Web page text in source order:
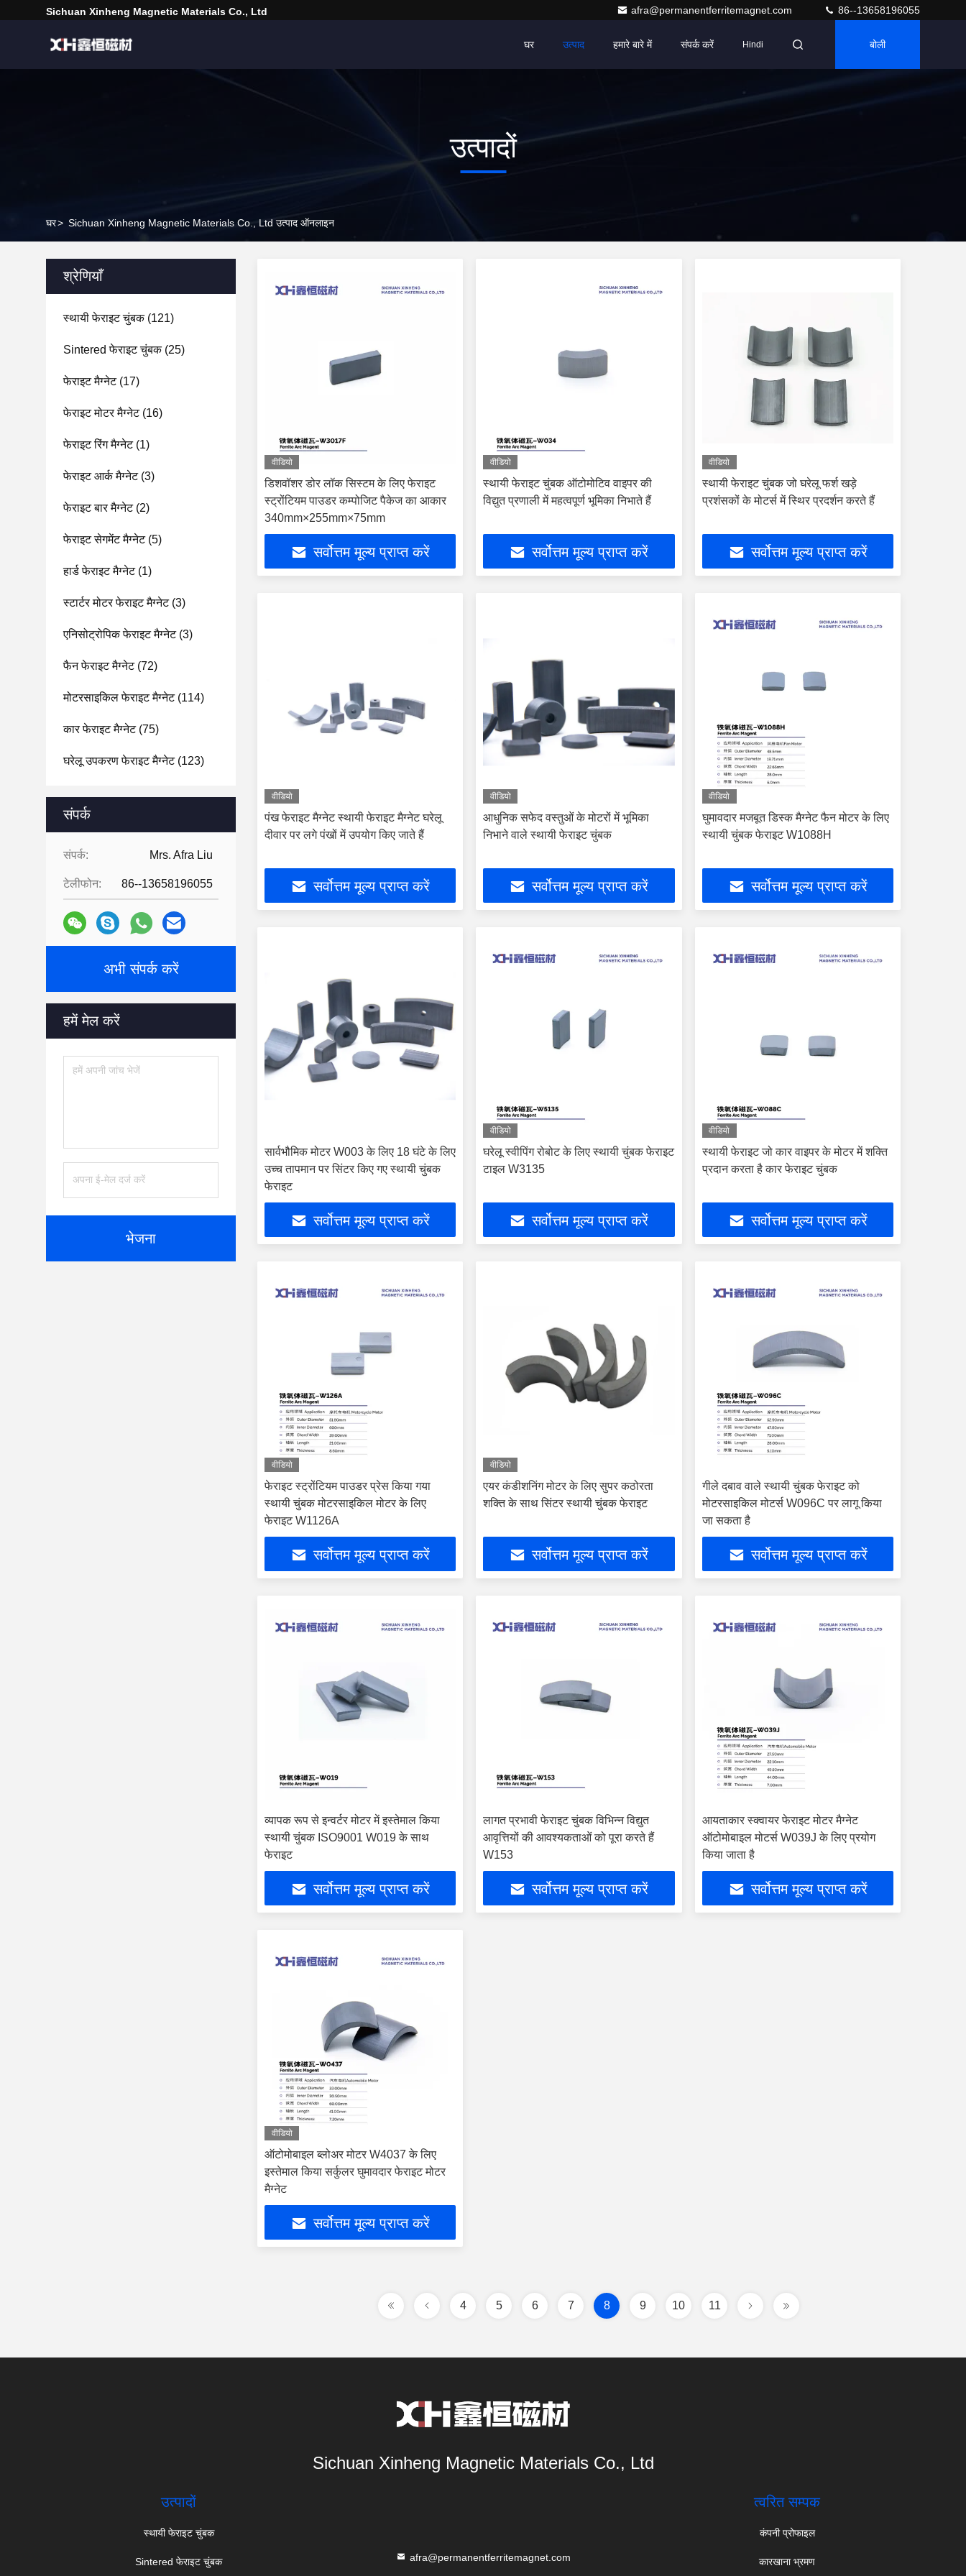
Sichuan Xinheng Magnetic Materials Co., Ltd afra@permanentferritemagnet.com 86--13658196055
घर उत्पाद हमारे बारे में संपर्क करें Hindi बोली
उत्पादों
घर> Sichuan Xinheng Magnetic Materials Co., Ltd उत्पाद ऑनलाइन
श्रेणियाँ
स्थायी फेराइट चुंबक(121)
Sintered फेराइट चुंबक(25)
फेराइट मैग्नेट(17)
फेराइट मोटर मैग्नेट(16)
फेराइट रिंग मैग्नेट(1)
फेराइट आर्क मैग्नेट(3)
फेराइट बार मैग्नेट(2)
फेराइट सेगमेंट मैग्नेट(5)
हार्ड फेराइट मैग्नेट(1)
स्टार्टर मोटर फेराइट मैग्नेट(3)
एनिसोट्रोपिक फेराइट मैग्नेट(3)
फैन फेराइट मैग्नेट(72)
मोटरसाइकिल फेराइट मैग्नेट(114)
कार फेराइट मैग्नेट(75)
घरेलू उपकरण फेराइट मैग्नेट(123)
संपर्क
संपर्क: Mrs. Afra Liu
टेलीफोन: 86--13658196055
अभी संपर्क करें
हमें मेल करें
भेजना
वीडियो
डिशवॉशर डोर लॉक सिस्टम के लिए फेराइट
स्ट्रोंटियम पाउडर कम्पोजिट पैकेज का आकार
340mm×255mm×75mm
सर्वोत्तम मूल्य प्राप्त करें
वीडियो
स्थायी फेराइट चुंबक ऑटोमोटिव वाइपर की
विद्युत प्रणाली में महत्वपूर्ण भूमिका निभाते हैं
सर्वोत्तम मूल्य प्राप्त करें
वीडियो
स्थायी फेराइट चुंबक जो घरेलू फर्श खड़े
प्रशंसकों के मोटर्स में स्थिर प्रदर्शन करते हैं
सर्वोत्तम मूल्य प्राप्त करें
वीडियो
पंख फेराइट मैग्नेट स्थायी फेराइट मैग्नेट घरेलू
दीवार पर लगे पंखों में उपयोग किए जाते हैं
सर्वोत्तम मूल्य प्राप्त करें
वीडियो
आधुनिक सफेद वस्तुओं के मोटरों में भूमिका
निभाने वाले स्थायी फेराइट चुंबक
सर्वोत्तम मूल्य प्राप्त करें
वीडियो
घुमावदार मजबूत डिस्क मैग्नेट फैन मोटर के लिए
स्थायी चुंबक फेराइट W1088H
सर्वोत्तम मूल्य प्राप्त करें
सार्वभौमिक मोटर W003 के लिए 18 घंटे के लिए
उच्च तापमान पर सिंटर किए गए स्थायी चुंबक
फेराइट
सर्वोत्तम मूल्य प्राप्त करें
वीडियो
घरेलू स्वीपिंग रोबोट के लिए स्थायी चुंबक फेराइट
टाइल W3135
सर्वोत्तम मूल्य प्राप्त करें
वीडियो
स्थायी फेराइट जो कार वाइपर के मोटर में शक्ति
प्रदान करता है कार फेराइट चुंबक
सर्वोत्तम मूल्य प्राप्त करें
वीडियो
फेराइट स्ट्रोंटियम पाउडर प्रेस किया गया
स्थायी चुंबक मोटरसाइकिल मोटर के लिए
फेराइट W1126A
सर्वोत्तम मूल्य प्राप्त करें
वीडियो
एयर कंडीशनिंग मोटर के लिए सुपर कठोरता
शक्ति के साथ सिंटर स्थायी चुंबक फेराइट
सर्वोत्तम मूल्य प्राप्त करें
गीले दबाव वाले स्थायी चुंबक फेराइट को
मोटरसाइकिल मोटर्स W096C पर लागू किया
जा सकता है
सर्वोत्तम मूल्य प्राप्त करें
व्यापक रूप से इन्वर्टर मोटर में इस्तेमाल किया
स्थायी चुंबक ISO9001 W019 के साथ
फेराइट
सर्वोत्तम मूल्य प्राप्त करें
लागत प्रभावी फेराइट चुंबक विभिन्न विद्युत
आवृत्तियों की आवश्यकताओं को पूरा करते हैं
W153
सर्वोत्तम मूल्य प्राप्त करें
आयताकार स्क्वायर फेराइट मोटर मैग्नेट
ऑटोमोबाइल मोटर्स W039J के लिए प्रयोग
किया जाता है
सर्वोत्तम मूल्य प्राप्त करें
वीडियो
ऑटोमोबाइल ब्लोअर मोटर W4037 के लिए
इस्तेमाल किया सर्कुलर घुमावदार फेराइट मोटर
मैग्नेट
सर्वोत्तम मूल्य प्राप्त करें
4 5 6 7 8 9 10 11
Sichuan Xinheng Magnetic Materials Co., Ltd
उत्पादों
स्थायी फेराइट चुंबक
Sintered फेराइट चुंबक afra@permanentferritemagnet.com
त्वरित सम्पक
कंपनी प्रोफाइल
कारखाना भ्रमण